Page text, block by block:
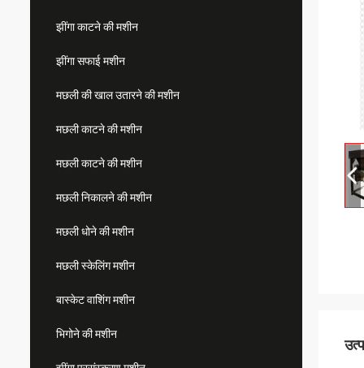
झींगा काटने की मशीन
झींगा सफाई मशीन
मछली की खाल उतारने की मशीन
मछली काटने की मशीन
मछली काटने की मशीन
मछली निकालने की मशीन
मछली धोने की मशीन
मछली स्केलिंग मशीन
बास्केट वाशिंग मशीन
भिगोने की मशीन